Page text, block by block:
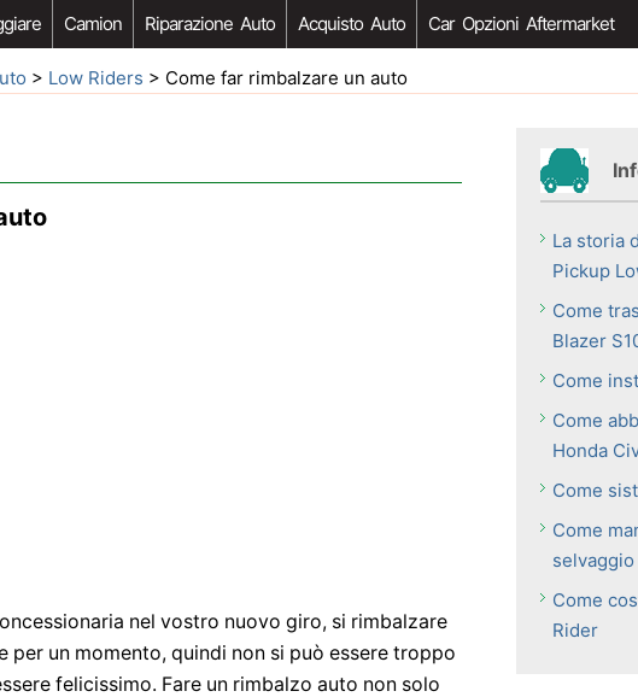
Camion Riparazione Auto Acquisto Auto Car Opzioni Aftermarket
> Low Riders > Come far rimbalzare un auto
nel vostro nuovo giro, si rimbalzare
per un momento, quindi non si può essere troppo
felicissimo. Fare un rimbalzo auto non solo
La storia
Pickup
Come
Blazer
Come
Come
Honda
Come
Come
selvaggio
Come
Rider